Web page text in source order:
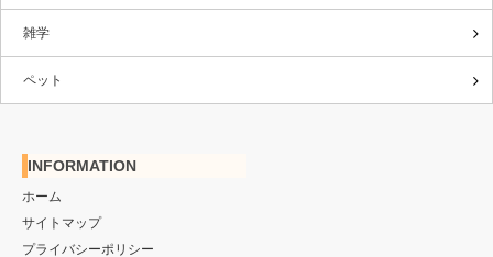
雑学
ペット
INFORMATION
ホーム
サイトマップ
プライバシーポリシー